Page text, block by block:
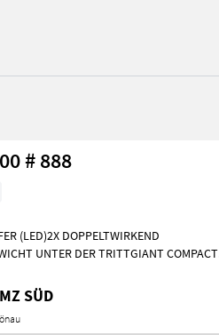
Sonstige GS 900 # 888
(LED)2X DOPPELTWIRKEND
UNTER DER TRITTGIANT COMPACT
Dreizylinderdieselmotor, TypSÜD